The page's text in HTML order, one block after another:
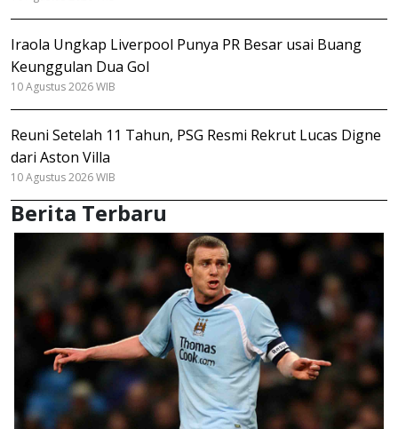
Iraola Ungkap Liverpool Punya PR Besar usai Buang
Keunggulan Dua Gol
10 Agustus 2026 WIB
Reuni Setelah 11 Tahun, PSG Resmi Rekrut Lucas Digne
dari Aston Villa
10 Agustus 2026 WIB
Berita Terbaru